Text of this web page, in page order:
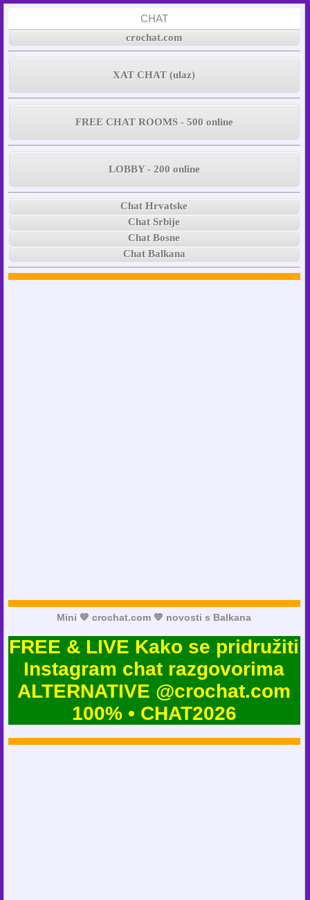
CHAT
crochat.com
XAT CHAT (ulaz)
FREE CHAT ROOMS - 500 online
LOBBY - 200 online
Chat Hrvatske
Chat Srbije
Chat Bosne
Chat Balkana
Mini 💙 crochat.com 💙 novosti s Balkana
FREE & LIVE Kako se pridružiti
Instagram chat razgovorima
ALTERNATIVE @crochat.com
100% • CHAT2026